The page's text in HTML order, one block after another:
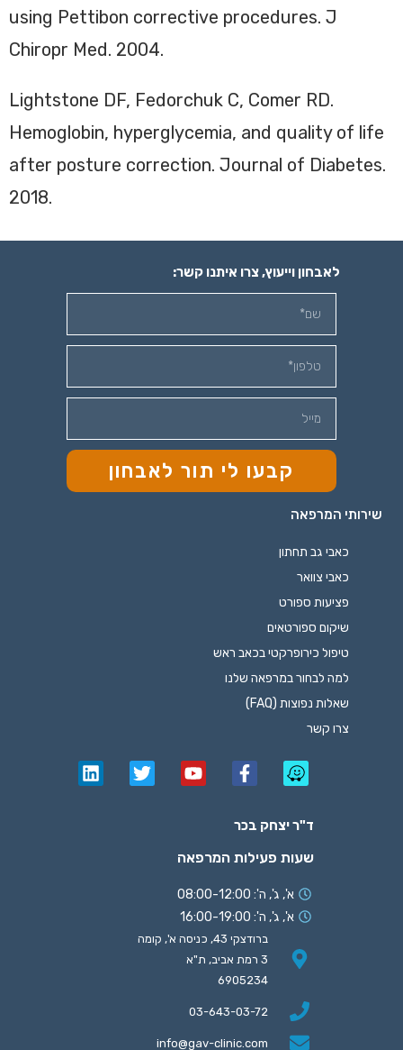
using Pettibon corrective procedures. J
Chiropr Med. 2004.
Lightstone DF, Fedorchuk C, Comer RD.
Hemoglobin, hyperglycemia, and quality of life
after posture correction. Journal of Diabetes.
2018.
ד"ר יצחק בכר
ברודצקי 43, כניסה א', קומה
3 רמת אביב, ת"א
6905234
03-643-03-72
info@gav-clinic.com
שעות פעילות המרפאה
א', ג', ה': 08:00-12:00
א', ג', ה': 16:00-19:00
שירותי המרפאה
כאבי גב תחתון
כאבי צוואר
פציעות ספורט
שיקום ספורטאים
טיפול כירופרקטי בכאב ראש
למה לבחור במרפאה שלנו
שאלות נפוצות (FAQ)
צרו קשר
לאבחון וייעוץ, צרו איתנו קשר:
קבעו לי תור לאבחון